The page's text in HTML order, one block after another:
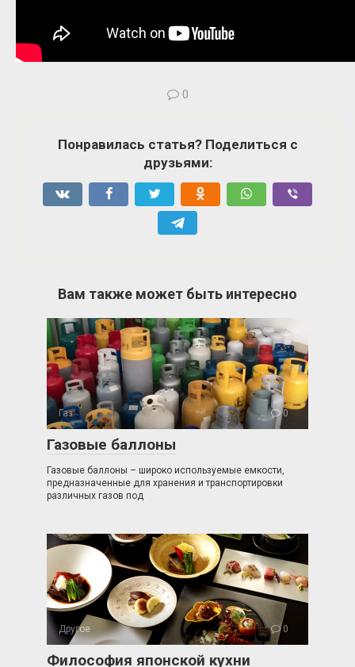
0
Понравилась статья? Поделиться с
друзьями:
Вам также может быть интересно
Газ 0
Газовые баллоны
Газовые баллоны – широко используемые емкости,
предназначенные для хранения и транспортировки
различных газов под
Другое 0
Философия японской кухни